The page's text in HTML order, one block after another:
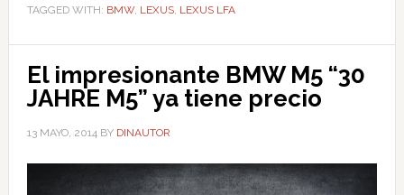
TAGGED WITH: BMW, LEXUS, LEXUS LFA
El impresionante BMW M5 “30
JAHRE M5” ya tiene precio
13 MAYO, 2014 BY DINAUTOR